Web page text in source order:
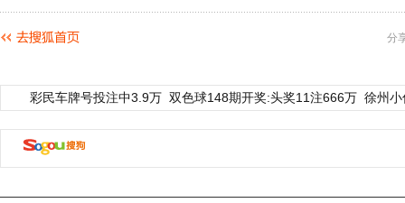
分
彩民车牌号投注中3.9万 双色球148期开奖:头奖11注666万 徐州